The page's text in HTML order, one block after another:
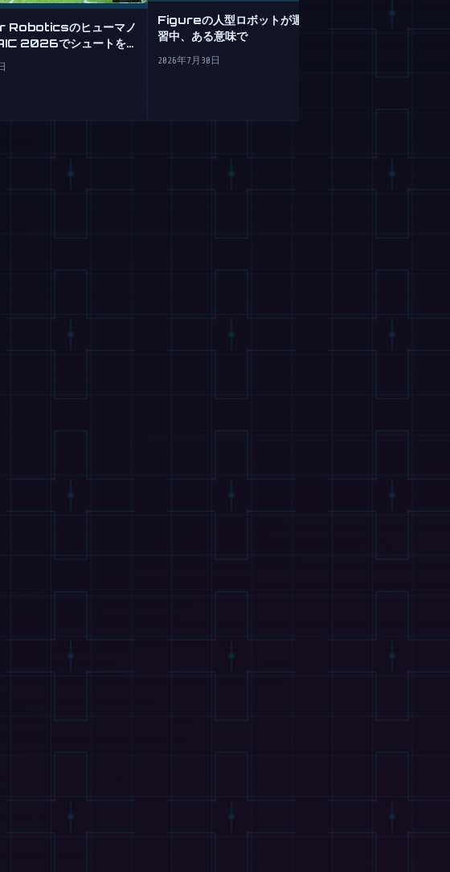
のヒューマノ
2026でシュートを決
Figureの人型ロボットが運転を学
習中、ある意味で
2026年7月30日
Googleの